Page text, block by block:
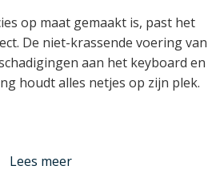
op maat gemaakt is, past het
De niet-krassende voering van
aan het keyboard en
houdt alles netjes op zijn plek.
Lees minder
Lees meer